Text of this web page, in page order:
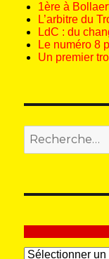
1ère à
L’arbitre du
LdC : du
Le numéro 8
Un premier
Recherche
pour
:
Archives